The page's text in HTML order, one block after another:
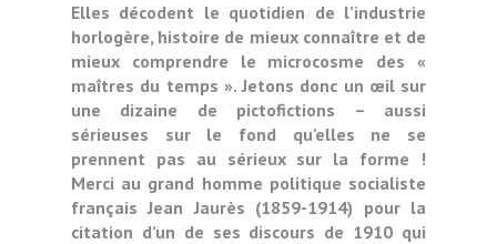
Elles décodent le quotidien de l’industrie
horlogère, histoire de mieux connaître et de
mieux comprendre le microcosme des «
maîtres du temps ». Jetons donc un œil sur
une dizaine de pictofictions – aussi
sérieuses sur le fond qu’elles ne se
prennent pas au sérieux sur la forme !
Merci au grand homme politique socialiste
français Jean Jaurès (1859-1914) pour la
citation d’un de ses discours de 1910 qui